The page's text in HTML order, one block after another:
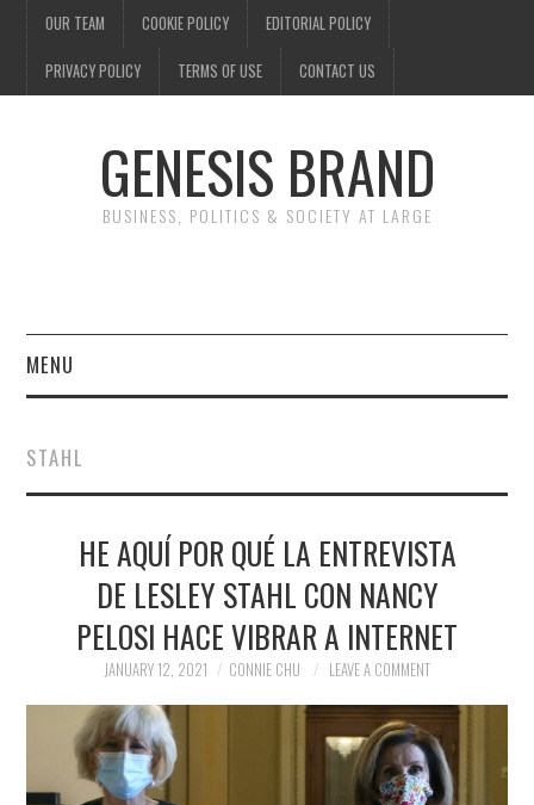
OUR TEAM COOKIE POLICY EDITORIAL POLICY
PRIVACY POLICY TERMS OF USE CONTACT US
GENESIS BRAND
BUSINESS, POLITICS & SOCIETY AT LARGE
MENU
FINANCE
NEWS
POLITICS
SOCIETY
SPORTS
TECHNOLOGY
STAHL
HE AQUÍ POR QUÉ LA ENTREVISTA
DE LESLEY STAHL CON NANCY
PELOSI HACE VIBRAR A INTERNET
JANUARY 12, 2021 CONNIE CHU LEAVE A COMMENT